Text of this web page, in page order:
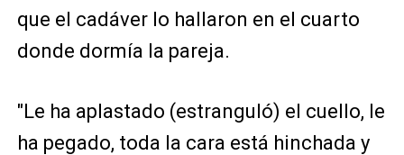
que el cadáver lo hallaron en el cuarto
donde dormía la pareja.
"Le ha aplastado (estranguló) el cuello, le
ha pegado, toda la cara está hinchada y